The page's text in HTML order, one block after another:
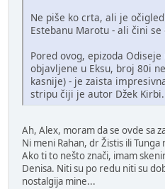
Ne piše ko crta, ali je
Estebanu Marotu - ali čini se
Pored ovog, epizoda
objavljene u Eksu, broj 80i
kasnije) - je zaista
stripu čiji je autor Džek Kirbi.
Ah, Alex, moram da se ovde sa
Ni meni Rahan, dr Žistis ili
Ako ti to nešto znači, imam
Denisa. Niti su po redu niti su
nostalgija mine...